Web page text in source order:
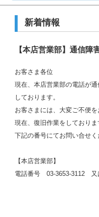
コンテンツに移動
新着情報
【本店営業部】通信障
お客さま各位
現在、本店営業部の電話が
しております。
お客さまには、大変ご不便
現在、復旧作業をしておりま
下記の番号にてお問い合せく
【本店営業部】
電話番号 03-3653-3112 又